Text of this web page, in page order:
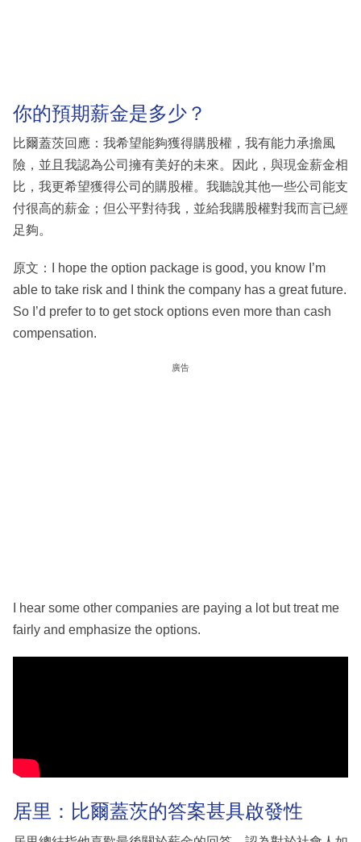
你的預期薪金是多少？
比爾蓋茨回應：我希望能夠獲得購股權，我有能力承擔風
險，並且我認為公司擁有美好的未來。因此，與現金薪金相
比，我更希望獲得公司的購股權。我聽說其他一些公司能支
付很高的薪金；但公平對待我，並給我購股權對我而言已經
足夠。
原文：I hope the option package is good, you know I’m
able to take risk and I think the company has a great future.
So I’d prefer to to get stock options even more than cash
compensation.
廣告
I hear some other companies are paying a lot but treat me
fairly and emphasize the options.
居里：比爾蓋茨的答案甚具啟發性